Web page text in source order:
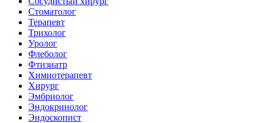
Стоматолог
Терапевт
Трихолог
Уролог
Флеболог
Фтизиатр
Химиотерапевт
Хирург
Эмбриолог
Эндокринолог
Эндоскопист